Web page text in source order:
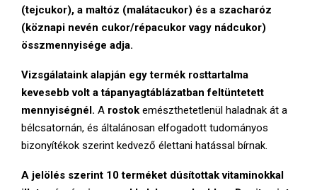
(tejcukor), a maltóz (malátacukor) és a szacharóz
(köznapi nevén cukor/répacukor vagy nádcukor)
összmennyisége adja.
Vizsgálataink alapján egy termék rosttartalma
kevesebb volt a tápanyagtáblázatban feltüntetett
mennyiségnél. A rostok emészthetetlenül haladnak át a
bélcsatornán, és általánosan elfogadott tudományos
bizonyítékok szerint kedvező élettani hatással bírnak.
A jelölés szerint 10 terméket dúsítottak vitaminokkal